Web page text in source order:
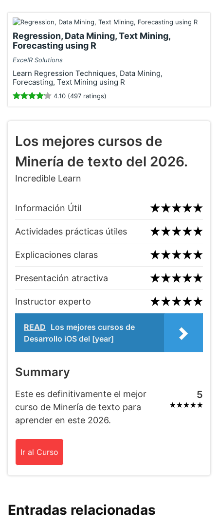
Regression, Data Mining, Text Mining,
Forecasting using R
ExcelR Solutions
Learn Regression Techniques, Data Mining,
Forecasting, Text Mining using R
4.10 (497 ratings)
Los mejores cursos de
Minería de texto del 2026.
Incredible Learn
Información Útil
Actividades prácticas útiles
Explicaciones claras
Presentación atractiva
Instructor experto
READ Los mejores cursos de
Desarrollo iOS del [year]
Summary
Este es definitivamente el mejor
curso de Minería de texto para
aprender en este 2026.
5
Ir al Curso
Entradas relacionadas